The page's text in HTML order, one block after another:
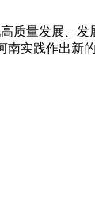
量发展、发
实践作出新的